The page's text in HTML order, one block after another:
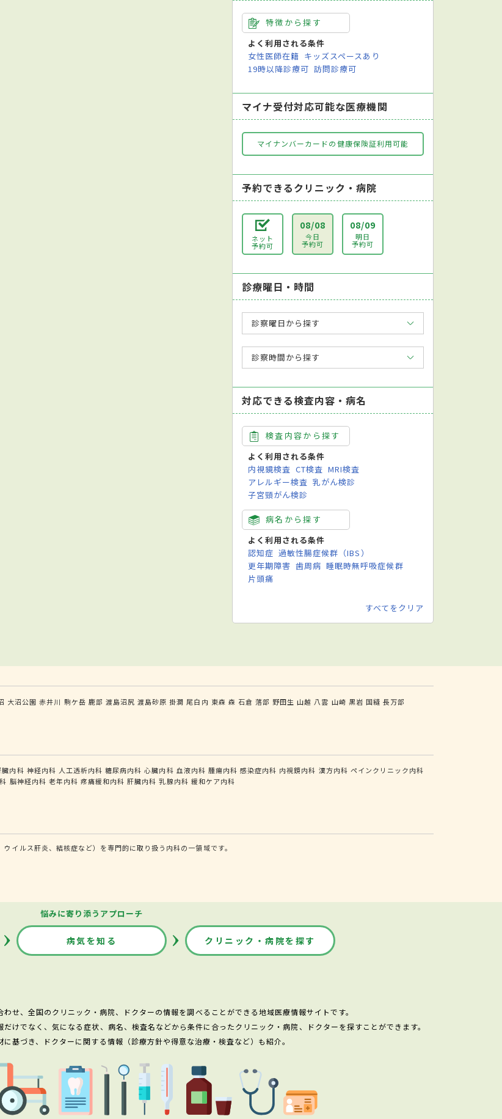
特徴から探す
よく利用される条件
女性医師在籍 キッズスペースあり
19時以降診療可 訪問診療可
マイナ受付対応可能な医療機関
マイナンバーカードの健康保険証利用可能
予約できるクリニック・病院
ネット
予約可
08/08
今日
予約可
08/09
明日
予約可
診療曜日・時間
診察曜日から探す
診察時間から探す
対応できる検査内容・病名
検査内容から探す
よく利用される条件
内視鏡検査 CT検査 MRI検査
アレルギー検査 乳がん検診
子宮頸がん検診
病名から探す
よく利用される条件
認知症 過敏性腸症候群（IBS）
更年期障害 歯周病 睡眠時無呼吸症候群
片頭痛
すべてをクリア
大沼公園 赤井川 駒ケ岳 鹿部 渡島沼尻 渡島砂原 掛澗 尾白内 東森 森 石倉 落部 野田生 山越 八雲 山崎 黒岩 国縫 長万部
臓内科 神経内科 人工透析内科 糖尿病内科 心臓内科 血液内科 腫瘍内科 感染症内科 内視鏡内科 漢方内科 ペインクリニック内科
脳神経内科 老年内科 疼痛緩和内科 肝臓内科 乳腺内科 緩和ケア内科
イルス肝炎、結核症など）を専門的に取り扱う内科の一領域です。
悩みに寄り添うアプローチ
病気を知る クリニック・病院を探す
せ、全国のクリニック・病院、ドクターの情報を調べることができる地域医療情報サイトです。
けでなく、気になる症状、病名、検査名などから条件に合ったクリニック・病院、ドクターを探すことができます。
基づき、ドクターに関する情報（診療方針や得意な治療・検査など）も紹介。